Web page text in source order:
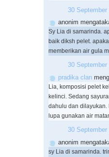
30
anonim
Sy Lia di samarinda.
baik diksh pelet.
memberikan air gula
30
pradika clan
Lia, komposisi pelet
kelinci. Sedang
dahulu dan dilayukan.
lupa gunakan air
30
anonim
sy Lia di samarinda.